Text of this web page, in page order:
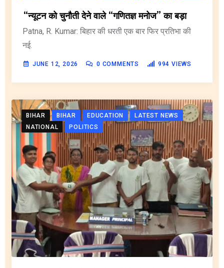
“न्यूटन को चुनौती देने वाले “गणितज्ञ मनोज” का बड़ा
Patna, R. Kumar: बिहार की धरती एक बार फिर प्रतिभा की
नई.
JUNE 12, 2026 0 COMMENTS 994 VIEWS
BIHAR BIHAR EDUCATION
LATEST NEWS
NATIONAL
POLITICS